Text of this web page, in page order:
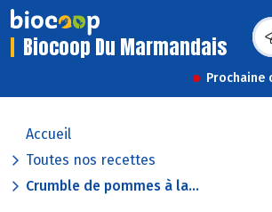
Biocoop Du Marmandais
Prochaine
Accueil
Toutes nos recettes
Crumble de pommes à la...